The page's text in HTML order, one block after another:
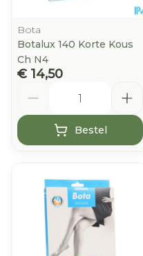
Bota
Botalux 140 Korte Kous
Ch N4
€ 14,50
Bestel